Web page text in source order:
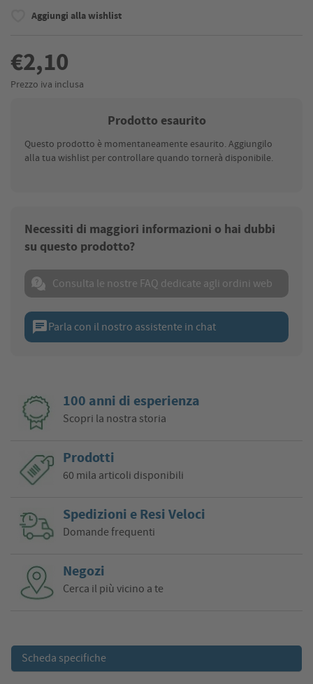
Aggiungi alla wishlist
€2,10
Prezzo iva inclusa
Prodotto esaurito
Questo prodotto è momentaneamente esaurito. Aggiungilo
alla tua wishlist per controllare quando tornerà disponibile.
Necessiti di maggiori informazioni o hai dubbi
su questo prodotto?
Consulta le nostre FAQ dedicate agli ordini web
chatParla con il nostro assistente in chat
100 anni di esperienza
Scopri la nostra storia
Prodotti
60 mila articoli disponibili
Spedizioni e Resi Veloci
Domande frequenti
Negozi
Cerca il più vicino a te
Scheda specifiche